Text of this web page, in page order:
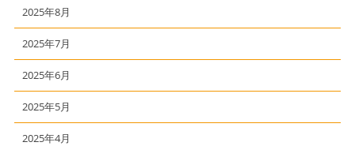
2025年8月
2025年7月
2025年6月
2025年5月
2025年4月